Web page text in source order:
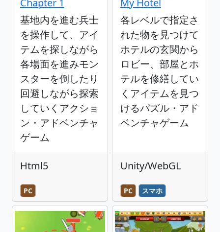
基地内を進む兵士
を操作して、アイ
テムを探しながら
各場面を進みモン
スターを倒したり
回避しながら探索
していくアクショ
ン・アドベンチャ
ゲーム
Html5
PC
各レベルで指定さ
れた物を見つけて
ホテルの玄関から
ロビー、部屋とホ
テルを修繕してい
くアイテムを見つ
けるパズル・アド
ベンチャゲーム
Unity/WebGL
PC スマホ